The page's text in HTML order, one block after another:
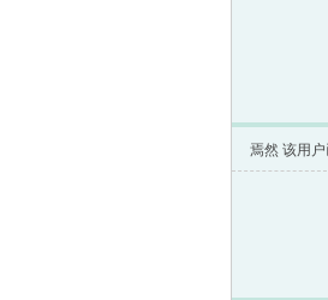
焉然 该用